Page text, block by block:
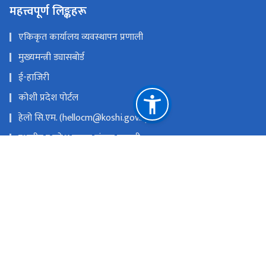
महत्त्वपूर्ण लिङ्कहरू
एकिकृत कार्यालय व्यवस्थापन प्रणाली
मुख्यमन्त्री ड्यासबोर्ड
ई-हाजिरी
कोशी प्रदेश पोर्टल
हेलो सि.एम. (hellocm@koshi.gov.np)
स्थानीय र प्रदेश सुचना संयन्त्र प्रणाली